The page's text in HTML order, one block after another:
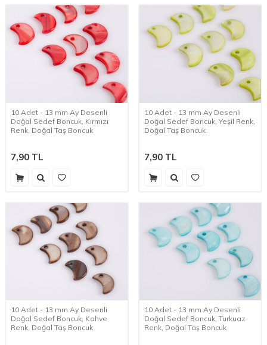
10 Adet - 13 mm Ay Desenli
Doğal Sedef Boncuk, Kırmızı
Renk, Doğal Taş Boncuk
7,90 TL
10 Adet - 13 mm Ay Desenli
Doğal Sedef Boncuk, Yeşil Renk,
Doğal Taş Boncuk
7,90 TL
10 Adet - 13 mm Ay Desenli
Doğal Sedef Boncuk, Kahve
Renk, Doğal Taş Boncuk
10 Adet - 13 mm Ay Desenli
Doğal Sedef Boncuk, Turkuaz
Renk, Doğal Taş Boncuk